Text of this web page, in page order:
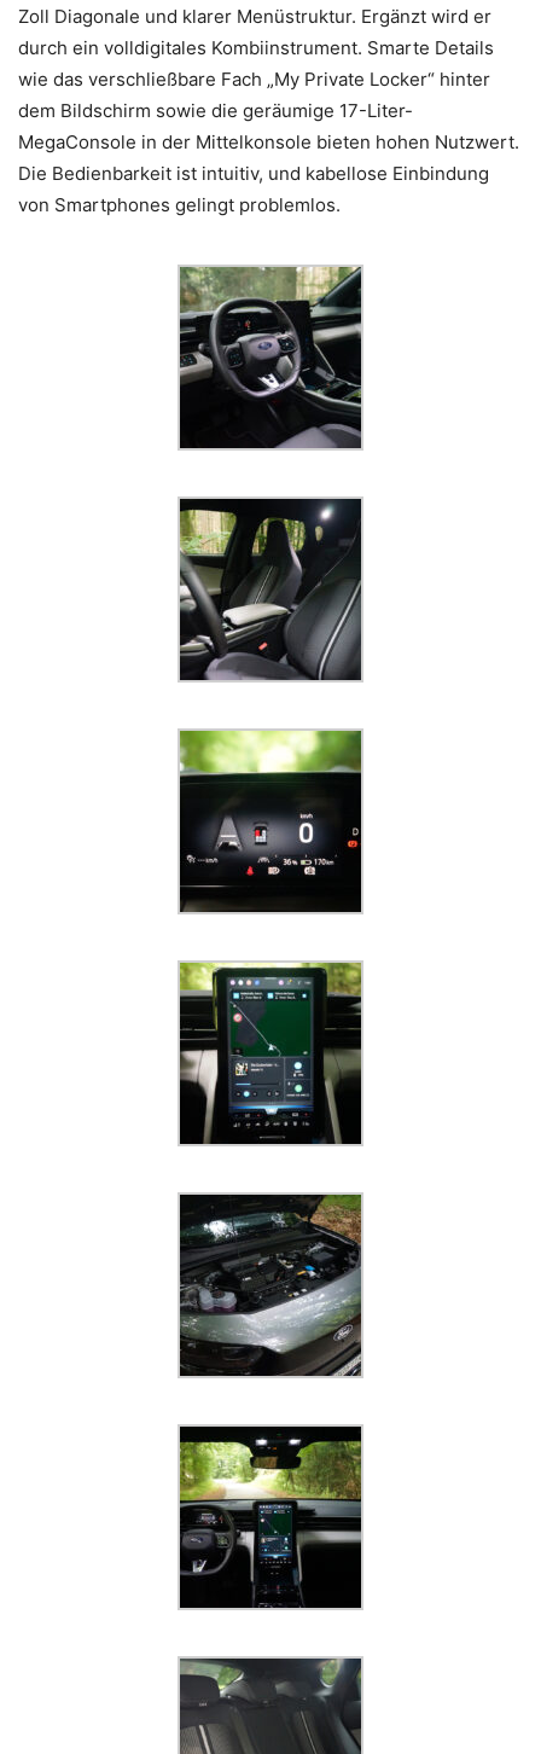
Zoll Diagonale und klarer Menüstruktur. Ergänzt wird er
durch ein volldigitales Kombiinstrument. Smarte Details
wie das verschließbare Fach „My Private Locker“ hinter
dem Bildschirm sowie die geräumige 17-Liter-
MegaConsole in der Mittelkonsole bieten hohen Nutzwert.
Die Bedienbarkeit ist intuitiv, und kabellose Einbindung
von Smartphones gelingt problemlos.